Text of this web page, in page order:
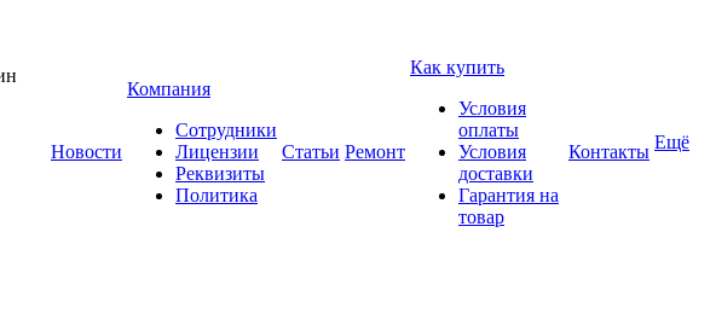
Новости
Компания
Сотрудники
Лицензии
Реквизиты
Политика
Статьи Ремонт
Как купить
Условия
оплаты
Условия
доставки
Гарантия на
товар
Контакты Ещё